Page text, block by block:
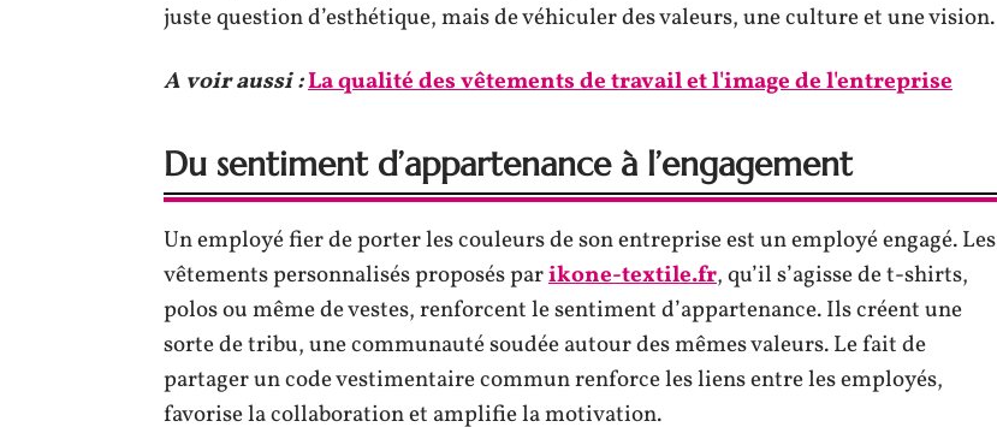
juste question d’esthétique, mais de véhiculer des valeurs, une culture et une vision.
A voir aussi :La qualité des vêtements de travail et l'image de l'entreprise
Du sentiment d’appartenance à l’engagement
Un employé fier de porter les couleurs de son entreprise est un employé engagé. Les
vêtements personnalisés proposés parikone-textile.fr, qu’il s’agisse de t-shirts,
polos ou même de vestes, renforcent le sentiment d’appartenance. Ils créent une
sorte de tribu, une communauté soudée autour des mêmes valeurs. Le fait de
partager un code vestimentaire commun renforce les liens entre les employés,
favorise la collaboration et amplifie la motivation.